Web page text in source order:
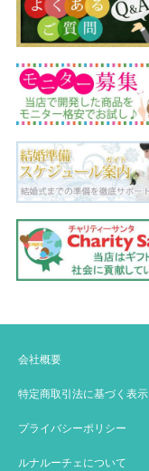
会社概要
特定商取引法に基づく表示
プライバシーポリシー
ルナルーチェについて